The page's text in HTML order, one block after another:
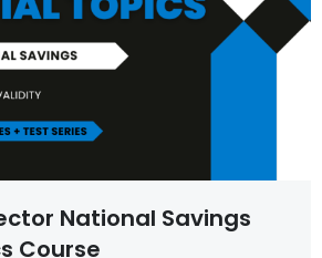
National Savings
Course